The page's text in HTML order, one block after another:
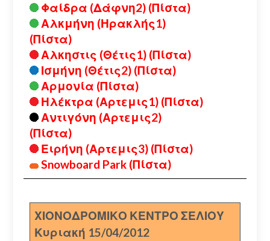
Φαίδρα (Δάφνη2) (Πίστα)
Αλκμήνη (Ηρακλής1)
(Πίστα)
Αλκηστις (Θέτις1) (Πίστα)
Ισμήνη (Θέτις2) (Πίστα)
Αρμονία (Πίστα)
Ηλέκτρα (Αρτεμις1) (Πίστα)
Αντιγόνη (Αρτεμις2)
(Πίστα)
Ειρήνη (Αρτεμις3) (Πίστα)
Snowboard Park (Πίστα)
ΧΙΟΝΟΔΡΟΜΙΚΟ ΚΕΝΤΡΟ ΣΕΛΙΟΥ
Κυριακή 15/04/2012